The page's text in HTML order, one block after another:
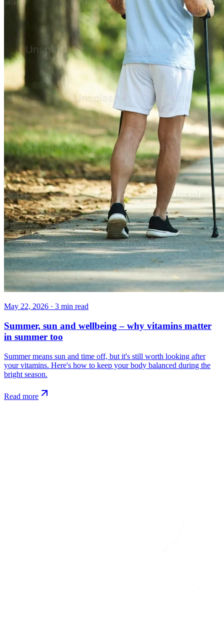
May 22, 2026 · 3 min read
Summer, sun and wellbeing – why vitamins matter
in summer too
Summer means sun and time off, but it's still worth looking after
your vitamins. Here's how to keep your body balanced during the
bright season.
Read more